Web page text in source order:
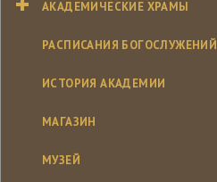
АКАДЕМИЧЕСКИЕ ХРАМЫ
РАСПИСАНИЯ БОГОСЛУЖЕНИЙ
ИСТОРИЯ АКАДЕМИИ
МАГАЗИН
МУЗЕЙ